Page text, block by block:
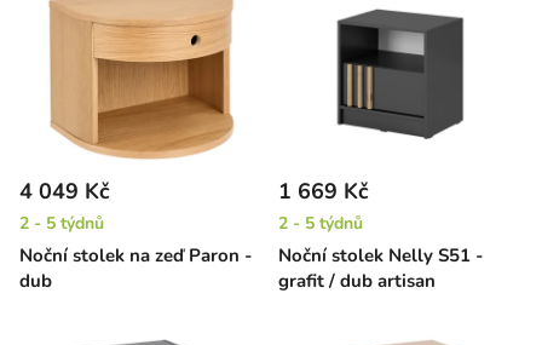
Noční stolek na zeď Paron -
dub
4 049 Kč
2 - 5 týdnů
Noční stolek Nelly S51 -
grafit / dub artisan
1 669 Kč
2 - 5 týdnů